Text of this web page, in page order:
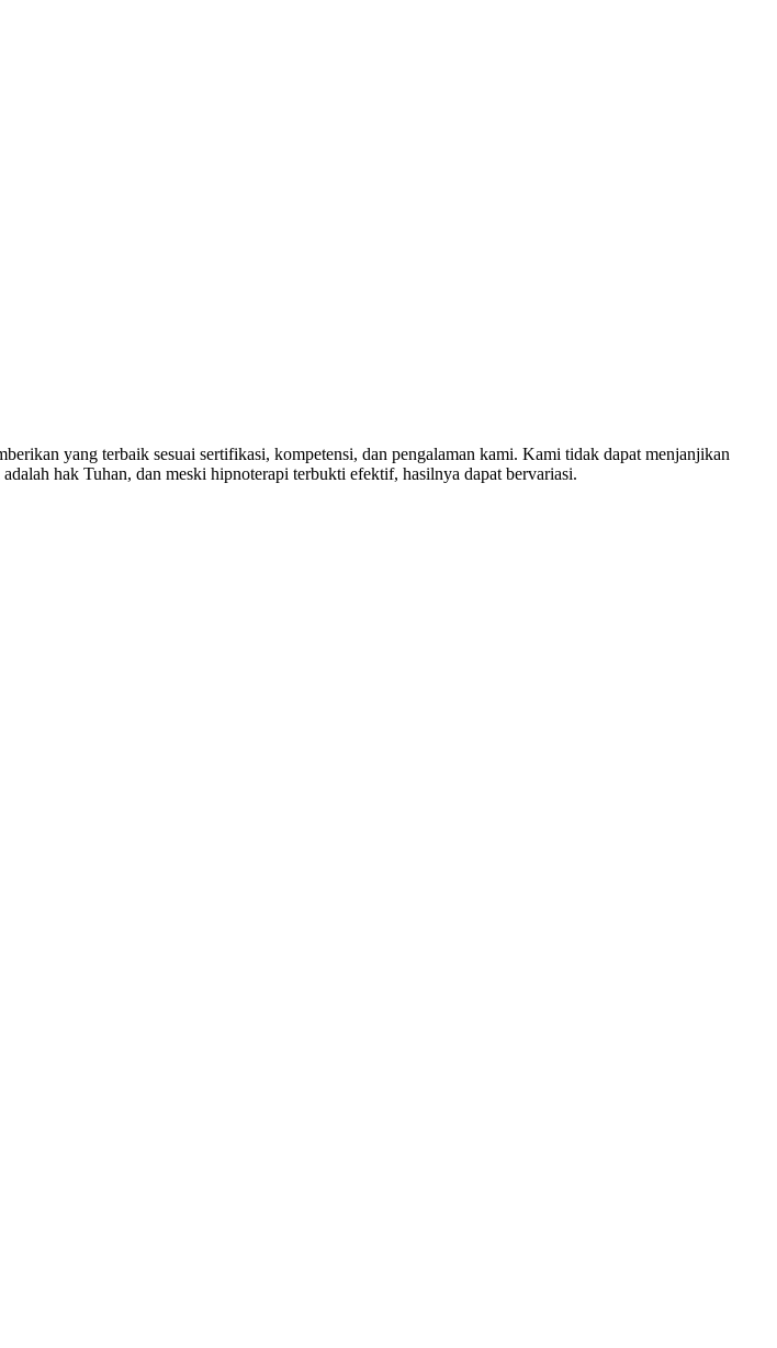
yang terbaik sesuai sertifikasi, kompetensi, dan pengalaman kami. Kami tidak dapat menjanjikan
hak Tuhan, dan meski hipnoterapi terbukti efektif, hasilnya dapat bervariasi.